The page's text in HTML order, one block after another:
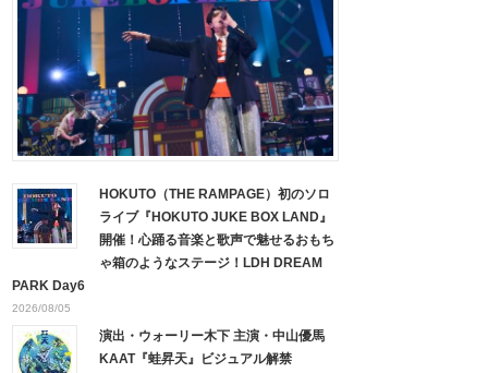
HOKUTO（THE RAMPAGE）初のソロ
ライブ『HOKUTO JUKE BOX LAND』
開催！心踊る音楽と歌声で魅せるおもち
ゃ箱のようなステージ！LDH DREAM
PARK Day6
2026/08/05
演出・ウォーリー木下 主演・中山優馬
KAAT『蛙昇天』ビジュアル解禁